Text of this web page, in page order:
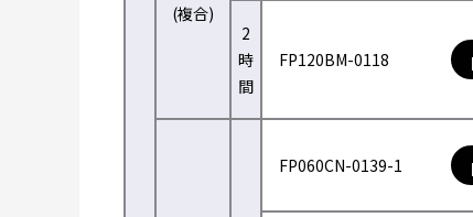
(複合)
2
時
間
FP120BM-0118
FP060CN-0139-1